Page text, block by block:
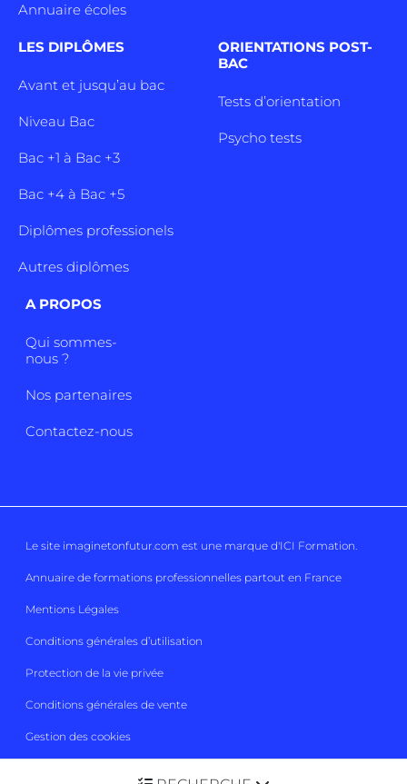
Annuaire écoles
LES DIPLÔMES
Avant et jusqu’au bac
Niveau Bac
Bac +1 à Bac +3
Bac +4 à Bac +5
Diplômes professionels
Autres diplômes
ORIENTATIONS POST-
BAC
Tests d’orientation
Psycho tests
A PROPOS
Qui sommes-
nous ?
Nos partenaires
Contactez-nous
Le site imaginetonfutur.com est une marque d'ICI Formation.
Annuaire de formations professionnelles partout en France
Mentions Légales
Conditions générales d’utilisation
Protection de la vie privée
Conditions générales de vente
Gestion des cookies
Imaginetonfutur 2026 Tous droits réservés